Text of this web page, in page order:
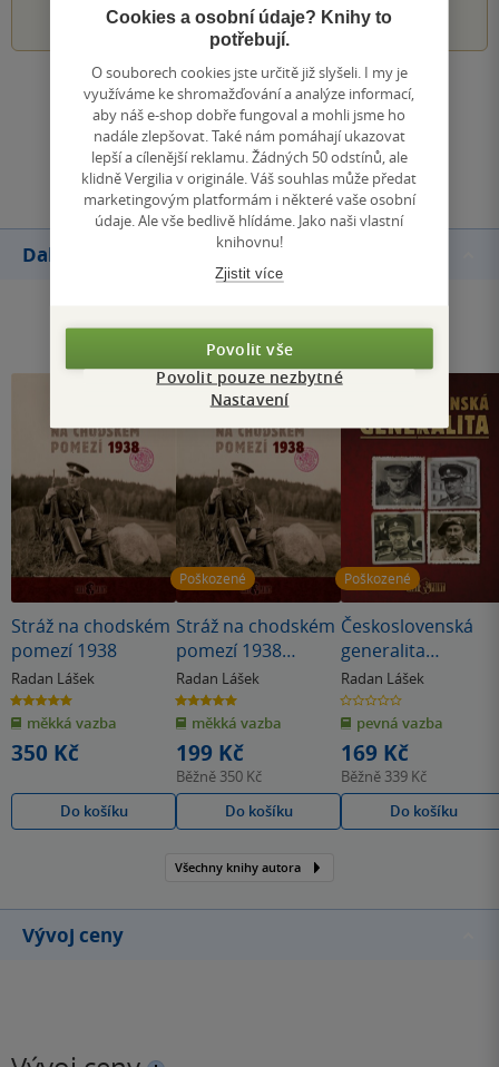
Zobrazit všechna hodnocení
Přidat hodnocení
Další knihy autora
Stráž na chodském
pomezí 1938
Radan Lášek
5.0
z
5
hvězdiček
měkká vazba
350 Kč
Do košíku
Poškozené
Stráž na chodském
pomezí 1938
(poškozená)
Radan Lášek
5.0
z
5
hvězdiček
měkká vazba
199 Kč
Běžně 350 Kč
Do košíku
Poškozené
Československá
generalita
(poškozená)
Radan Lášek
0.0
z
5
hvězdiček
pevná vazba
169 Kč
Běžně 339 Kč
Do košíku
Všechny knihy autora
Vývoj ceny
Cookies a osobní údaje? Knihy to
potřebují.
O souborech cookies jste určitě již slyšeli. I my je
využíváme ke shromažďování a analýze informací,
aby náš e-shop dobře fungoval a mohli jsme ho
nadále zlepšovat. Také nám pomáhají ukazovat
lepší a cílenější reklamu. Žádných 50 odstínů, ale
klidně Vergilia v originále. Váš souhlas může předat
marketingovým platformám i některé vaše osobní
údaje. Ale vše bedlivě hlídáme. Jako naši vlastní
knihovnu!
Zjistit více
Povolit vše
Povolit pouze nezbytné
Nastavení